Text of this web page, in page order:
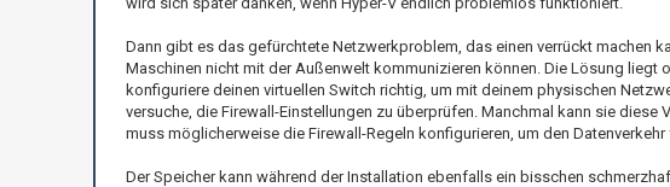
Dann gibt es das gefürchtete Netzwerkproblem, das einen verrückt machen
Maschinen nicht mit der Außenwelt kommunizieren können. Die Lösung
konfiguriere deinen virtuellen Switch richtig, um mit deinem physischen
versuche, die Firewall-Einstellungen zu überprüfen. Manchmal kann sie
muss möglicherweise die Firewall-Regeln konfigurieren, um den
Der Speicher kann während der Installation ebenfalls ein bisschen